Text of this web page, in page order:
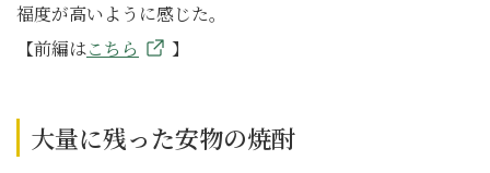
福度が高いように感じた。
【前編はこちら 】
大量に残った安物の焼酎